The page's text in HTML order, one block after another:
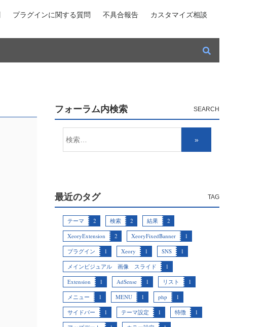
プラグインに関する質問 不具合報告 カスタマイズ相談
フォーラム内検索
最近のタグ
テーマ 2 検索 2 結果
2
XeoryExtension
2 XeoryFixedBanner
1
プラグイン
1 Xeory 1 SNS
1
メインビジュアル 画像 スライド
1
Extension
1 AdSense 1 リスト
1
メニュー
1 MENU 1 php
1
サイドバー
1 テーマ設定 1 特徴
1